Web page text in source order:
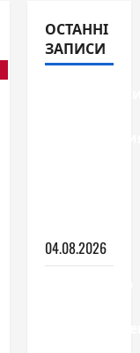
ОСТАННІ
ЗАПИСИ
04.08.2026